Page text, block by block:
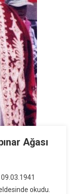
Ağası
okudu.